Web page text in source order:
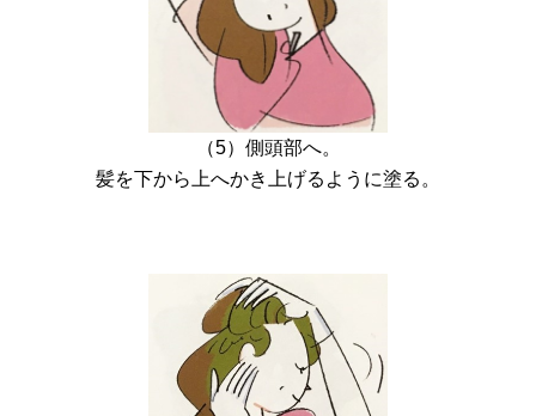
（5）側頭部へ。
髪を下から上へかき上げるように塗る。